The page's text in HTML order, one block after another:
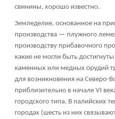
свинины, хорошо известно.
Земледелие, основанное на
производства — плужного
производству прибавочного
какие не могли быть
каменных или медных орудий
для возникновения на Северо-
приблизительно в начале VI
городского типа. В палийских
городах (шесть из них